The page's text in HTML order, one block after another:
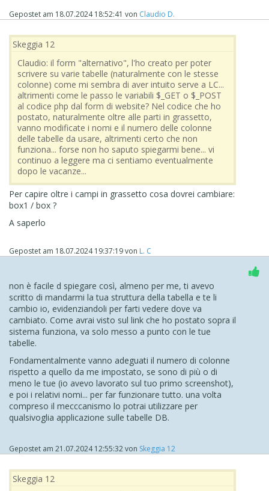
Gepostet am 18.07.2024 18:52:41 von Claudio D.
Skeggia 12
Claudio: il form "alternativo", l'ho creato per poter
scrivere su varie tabelle (naturalmente con le stesse
colonne) come mi sembra di aver intuito serve a LC...
altrimenti come le passo le variabili $_GET o $_POST
al codice php dal form di website? Nel codice che ho
postato, naturalmente oltre alle parti in grassetto,
vanno modificate i nomi e il numero delle colonne
delle tabelle da usare, altrimenti certo che non
funziona... forse non ho saputo spiegarmi bene... vi
continuo a leggere ma ci sentiamo eventualmente
dopo le vacanze...
Per capire oltre i campi in grassetto cosa dovrei cambiare:
box1 / box ?
A saperlo
Gepostet am 18.07.2024 19:37:19von L. C
non è facile d spiegare così, almeno per me, ti avevo
scritto di mandarmi la tua struttura della tabella e te li
cambio io, evidenziandoli per farti vedere dove va
cambiato. Come avrai visto sul link che ho postato sopra il
sistema funziona, va solo messo a punto con le tue
tabelle.
Fondamentalmente vanno adeguati il numero di colonne
rispetto a quello da me impostato, se sono di più o di
meno le tue (io avevo lavorato sul tuo primo screenshot),
e poi i relativi nomi... per far funzionare tutto. una volta
compreso il mecccanismo lo potrai utilizzare per
qualsivoglia applicazione sulle tabelle DB.
Gepostet am 21.07.2024 12:55:32von Skeggia 12
Skeggia 12